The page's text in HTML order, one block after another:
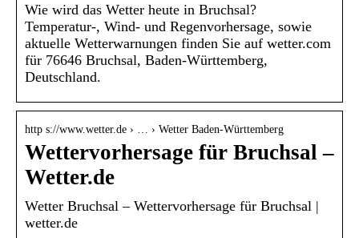
Wie wird das Wetter heute in Bruchsal?
Temperatur-, Wind- und Regenvorhersage, sowie
aktuelle Wetterwarnungen finden Sie auf wetter.com
für 76646 Bruchsal, Baden-Württemberg,
Deutschland.
http s://www.wetter.de › … › Wetter Baden-Württemberg
Wettervorhersage für Bruchsal –
Wetter.de
Wetter Bruchsal – Wettervorhersage für Bruchsal |
wetter.de